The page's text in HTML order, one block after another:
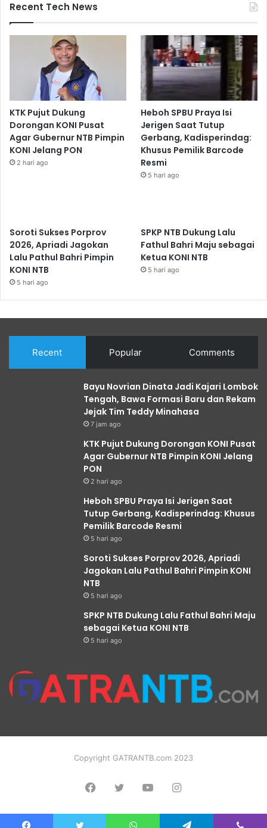
Recent Tech News
KTK Pujut Dukung
Dorongan KONI Pusat
Agar Gubernur NTB Pimpin
KONI Jelang PON
2 hari ago
Heboh SPBU Praya Isi
Jerigen Saat Tutup
Gerbang, Kadisperindag:
Khusus Pemilik Barcode
Resmi
5 hari ago
Soroti Sukses Porprov
2026, Apriadi Jagokan
Lalu Pathul Bahri Pimpin
KONI NTB
5 hari ago
SPKP NTB Dukung Lalu
Fathul Bahri Maju sebagai
Ketua KONI NTB
5 hari ago
Recent Popular Comments
Bayu Novrian Dinata Jadi Kajari Lombok
Tengah, Bawa Formasi Baru dan Rekam
Jejak Tim Teddy Minahasa
7 jam ago
KTK Pujut Dukung Dorongan KONI Pusat
Agar Gubernur NTB Pimpin KONI Jelang
PON
2 hari ago
Heboh SPBU Praya Isi Jerigen Saat
Tutup Gerbang, Kadisperindag: Khusus
Pemilik Barcode Resmi
5 hari ago
Soroti Sukses Porprov 2026, Apriadi
Jagokan Lalu Pathul Bahri Pimpin KONI
NTB
5 hari ago
SPKP NTB Dukung Lalu Fathul Bahri Maju
sebagai Ketua KONI NTB
5 hari ago
Copyright GATRANTB.com 2023
Facebook
TwitterYouTubeInstagram